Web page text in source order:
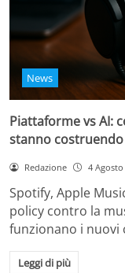
News
Piattaforme vs AI:
stanno
Redazione 4 Agosto
Spotify, Apple
policy contro la
funzionano i nuovi
Leggi di più